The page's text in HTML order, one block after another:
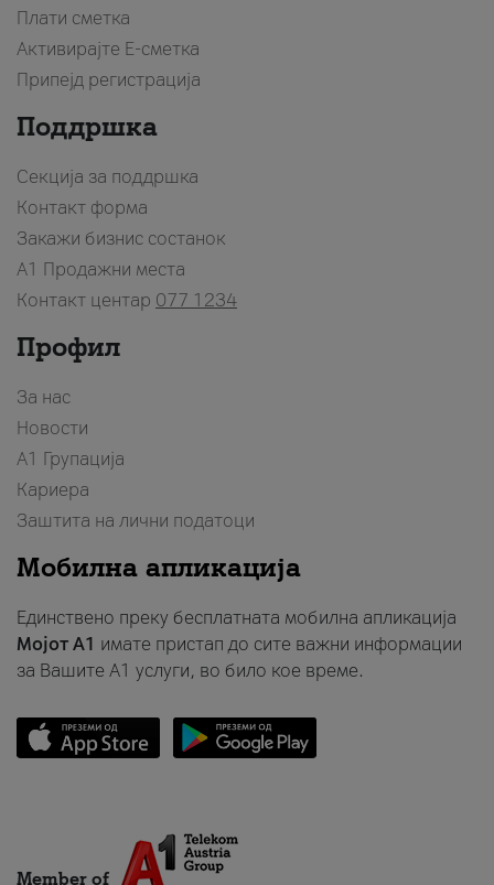
Плати сметка
Активирајте Е-сметка
Припејд регистрација
Поддршка
Секција за поддршка
Контакт форма
Закажи бизнис состанок
A1 Продажни места
Контакт центар 077 1234
Профил
За нас
Новости
А1 Групација
Кариера
Заштита на лични податоци
Мобилна апликација
Единствено преку бесплатната мобилна апликација
Мојот A1 имате пристап до сите важни информации
за Вашите A1 услуги, во било кое време.
Member of